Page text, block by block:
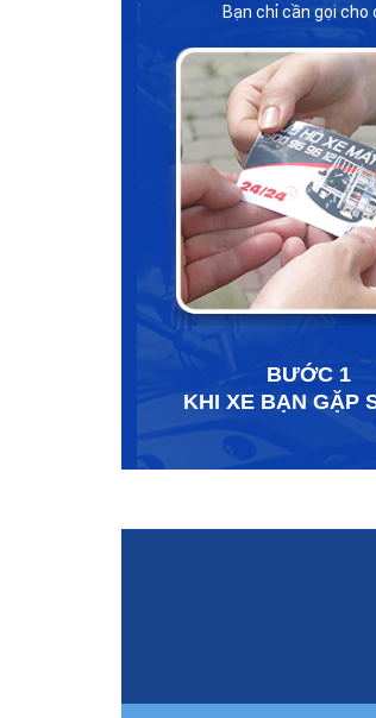
Bạn chỉ cần gọi
BƯỚC 1
KHI XE BẠN GẶP